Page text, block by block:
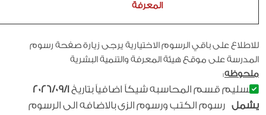
المعرفة
للاطلاع على باقي الرسوم الاختيارية يرجى زيارة صفحة رسوم
المدرسة على موقع هيئة المعرفة والتنمية البشرية
ملحوظه:
تسليم قسم المحاسبه شيكاً اضافياً بتاريخ 1
/
09
/2026
يشمل رسوم الكتب ورسوم الزى بالاضافه الى الرسوم